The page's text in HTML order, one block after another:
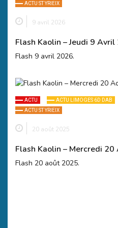
ACTU ST YRIEIX
9 avril 2026
Flash Kaolin – Jeudi 9
Flash 9 avril 2026.
ACTU ACTU LIMOGES 6D DAB
ACTU ST YRIEIX
20 août 2025
Flash Kaolin – Mercredi
Flash 20 août 2025.